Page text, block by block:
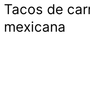
Tacos de
mexicana